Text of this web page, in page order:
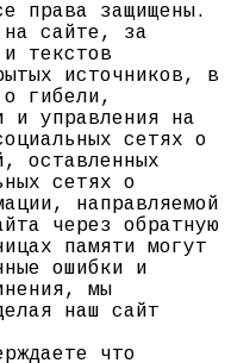
права защищены.
на сайте, за
текстов
источников, в
гибели,
и управления на
сетях о
оставленных
сетях о
направляемой
через обратную
памяти могут
ошибки и
мы
наш сайт
что